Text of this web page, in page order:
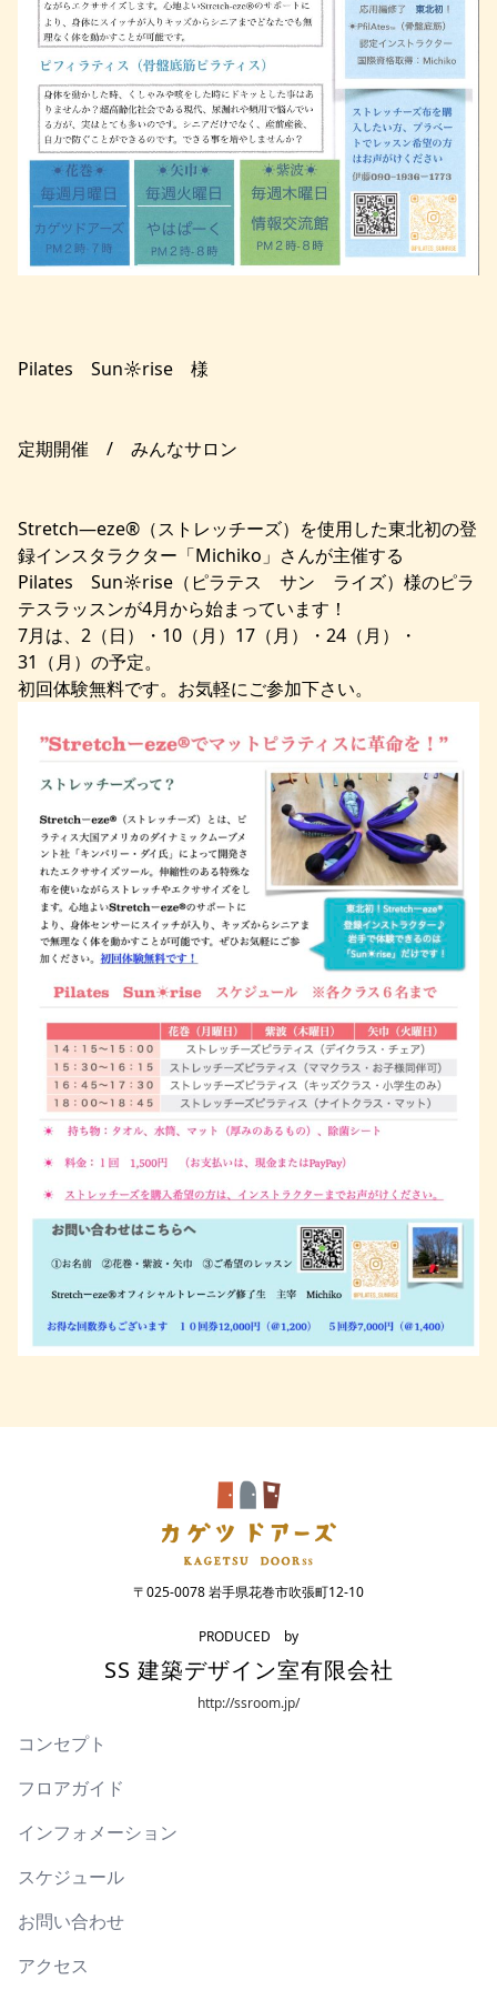
Pilates Sun☼rise 様
定期開催 / みんなサロン
Stretch―eze®（ストレッチーズ）を使用した東北初の登
録インスタラクター「Michiko」さんが主催する
Pilates Sun☼rise（ピラテス サン ライズ）様のピラ
テスラッスンが4月から始まっています！
7月は、2（日）・10（月）17（月）・24（月）・
31（月）の予定。
初回体験無料です。お気軽にご参加下さい。
〒025-0078 岩手県花巻市吹張町12-10
PRODUCED by
SS 建築デザイン室有限会社
http://ssroom.jp/
コンセプト
フロアガイド
インフォメーション
スケジュール
お問い合わせ
アクセス